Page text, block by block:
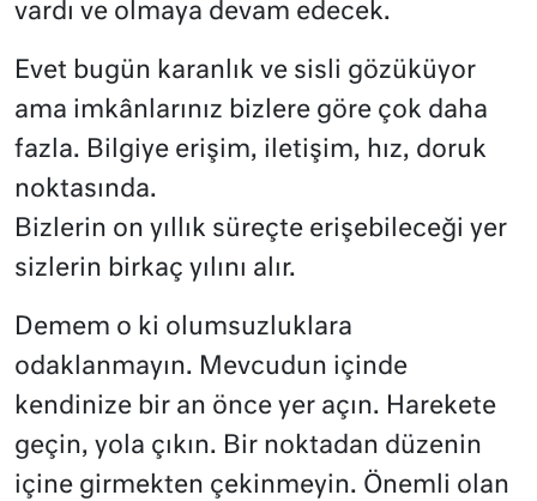
vardı ve olmaya devam edecek.
Evet bugün karanlık ve sisli gözüküyor
ama imkânlarınız bizlere göre çok daha
fazla. Bilgiye erişim, iletişim, hız, doruk
noktasında.
Bizlerin on yıllık süreçte erişebileceği yer
sizlerin birkaç yılını alır.
Demem o ki olumsuzluklara
odaklanmayın. Mevcudun içinde
kendinize bir an önce yer açın. Harekete
geçin, yola çıkın. Bir noktadan düzenin
içine girmekten çekinmeyin. Önemli olan